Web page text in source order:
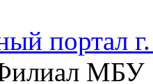
портал
МБУ